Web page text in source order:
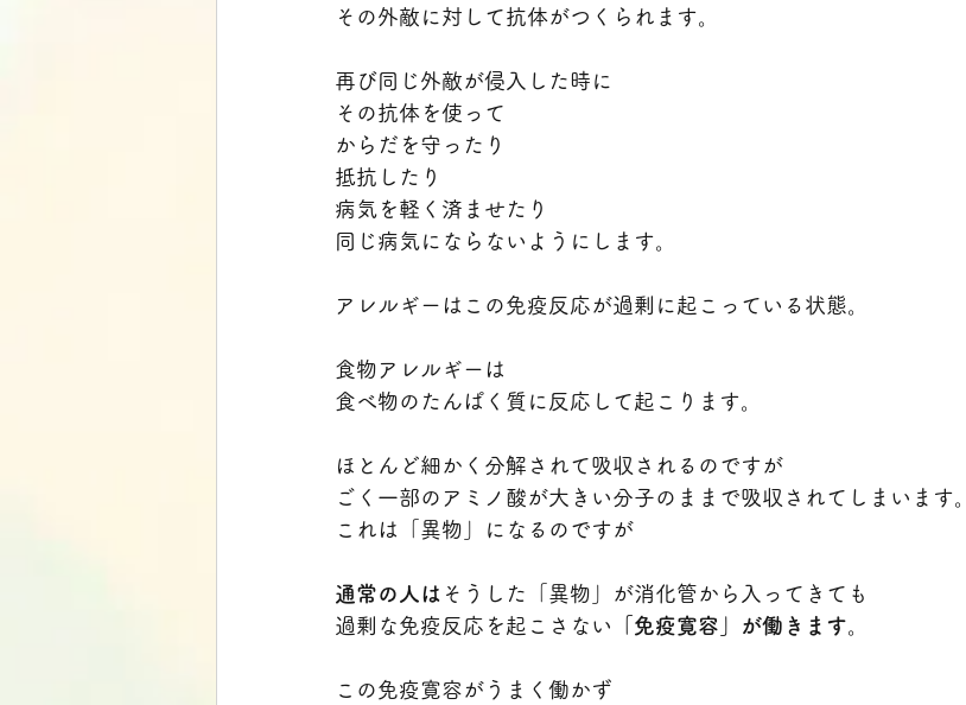
その外敵に対して抗体がつくられます。
再び同じ外敵が侵入した時に
その抗体を使って
からだを守ったり
抵抗したり
病気を軽く済ませたり
同じ病気にならないようにします。
アレルギーはこの免疫反応が過剰に起こっている状態。
食物アレルギーは
食べ物のたんぱく質に反応して起こります。
ほとんど細かく分解されて吸収されるのですが
ごく一部のアミノ酸が大きい分子のままで吸収されてしまいます。
これは「異物」になるのですが
通常の人は そうした「異物」が消化管から入ってきても
過剰な免疫反応を起こさない
「免疫寛容」が働きます。
この免疫寛容がうまく働かず